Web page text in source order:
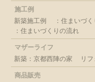
施工例
新築施工例
：住まいづ
：住まいづくりの流れ
マザーライフ
新築：京都西陣の家
リ
商品販売